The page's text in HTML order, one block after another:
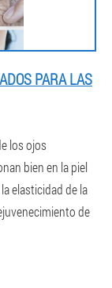
PARA LAS
los ojos
bien en la piel
elasticidad de la
de